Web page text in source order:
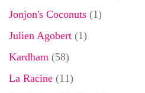
Jonjon's Coconuts (1)
Julien Agobert (1)
Kardham (58)
La Racine (11)